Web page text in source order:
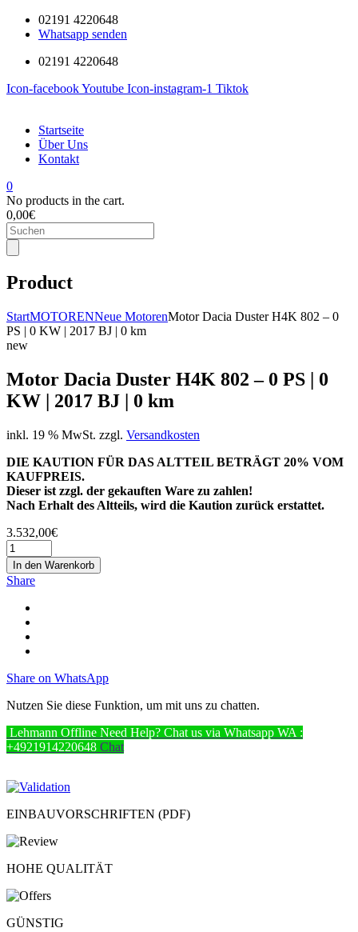
02191 4220648
Whatsapp senden
02191 4220648
Icon-facebookYoutube Icon-instagram-1 Tiktok
Startseite
Über Uns
Kontakt
0
No products in the cart.
0,00€
Products
search
Product
StartMOTORENNeue MotorenMotor Dacia Duster H4K 802 – 0
PS | 0 KW | 2017 BJ | 0 km
new
Motor Dacia Duster H4K 802 – 0 PS | 0
KW | 2017 BJ | 0 km
inkl. 19 % MwSt. zzgl. Versandkosten
DIE KAUTION FÜR DAS ALTTEIL BETRÄGT 20% VOM
KAUFPREIS.
Dieser ist zzgl. der gekauften Ware zu zahlen!
Nach Erhalt des Altteils, wird die Kaution zurück erstattet.
3.532,00€
In den Warenkorb
Share
Share on WhatsApp
Nutzen Sie diese Funktion, um mit uns zu chatten.
Lehmann Offline Need Help? Chat us via Whatsapp WA :
+4921914220648 Chat
EINBAUVORSCHRIFTEN (PDF)
HOHE QUALITÄT
GÜNSTIG